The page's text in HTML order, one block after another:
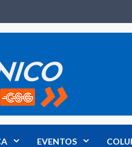
EVENTOS